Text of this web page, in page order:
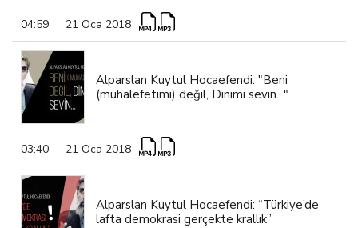
04:59 21 Oca 2018
Alparslan Kuytul Hocaefendi: "Beni
(muhalefetimi) değil, Dinimi sevin..."
03:40 21 Oca 2018
Alparslan Kuytul Hocaefendi: “Türkiye’de
lafta demokrasi gerçekte krallık”